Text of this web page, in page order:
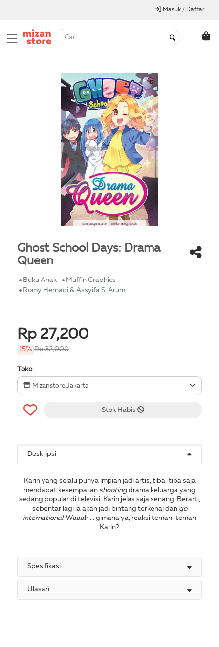
Masuk / Daftar
Ghost School Days: Drama
Queen
Buku Anak
Muffin Graphics
Romy Hernadi & Assyifa S. Arum
Rp 27,200
15% Rp 32,000
Toko
Mizanstore Jakarta
Stok Habis
Deskripsi
Karin yang selalu punya impian jadi artis, tiba-tiba saja
mendapat kesempatan shootingdrama keluarga yang
sedang popular di televisi. Karin jelas saja senang. Berarti,
sebentar lagi ia akan jadi bintang terkenal dan go
international. Waaah ... gimana ya, reaksi teman-teman
Karin?
Spesifikasi
Ulasan